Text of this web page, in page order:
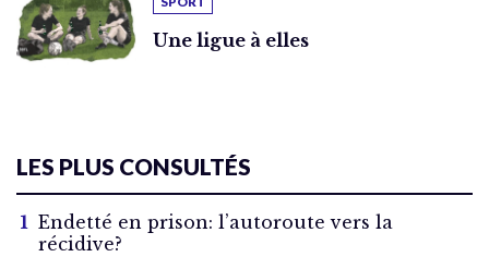
Une ligue à elles
LES PLUS CONSULTÉS
Endetté en prison: l’autoroute vers la
récidive?